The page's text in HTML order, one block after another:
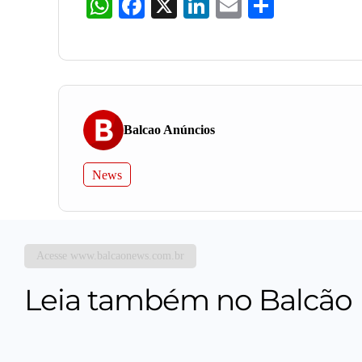
WhatsAppFacebook LinkedInEmail
Balcao Anúncios
News
Acesse www.balcaonews.com.br
Leia também no Balcão